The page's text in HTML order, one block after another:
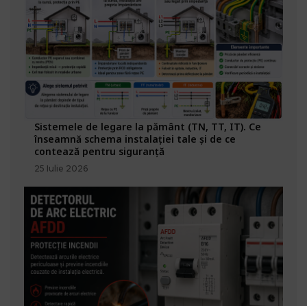
Sistemele de legare la pământ (TN, TT, IT). Ce
înseamnă schema instalației tale și de ce
contează pentru siguranță
25 Iulie 2026